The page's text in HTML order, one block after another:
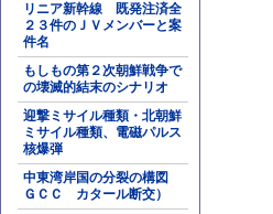
リニア新幹線 既発注済全
２３件のＪＶメンバーと案
件名
もしもの第２次朝鮮戦争で
の壊滅的結末のシナリオ
迎撃ミサイル種類・北朝鮮
ミサイル種類、電磁パルス
核爆弾
中東湾岸国の分裂の構図
ＧＣＣ カタール断交）